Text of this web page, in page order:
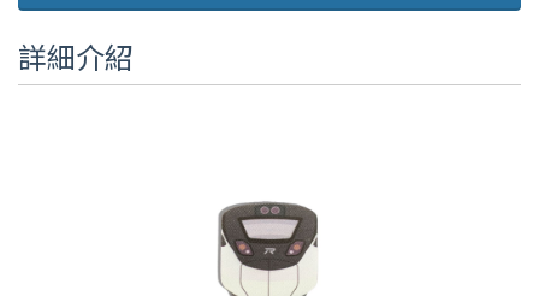
詳細介紹